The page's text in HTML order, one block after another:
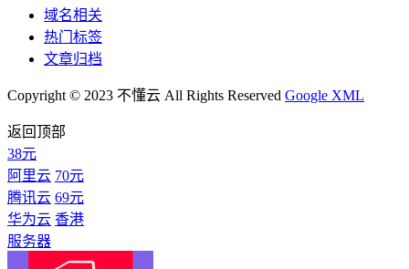
域名相关
热门标签
文章归档
Copyright © 2023 不懂云 All Rights Reserved Google XML
返回顶部
38元
阿里云 70元
腾讯云 69元
华为云 香港
服务器